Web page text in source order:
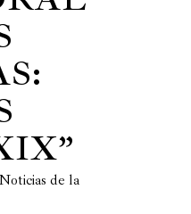
Noticias de la